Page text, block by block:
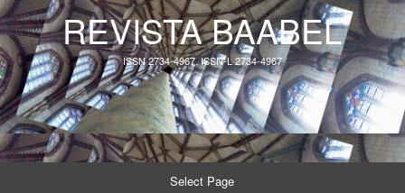
REVISTA BAABEL
ISSN 2734-4967, ISSN-L 2734-4967
Select Page